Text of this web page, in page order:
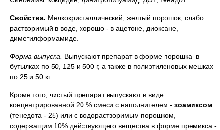
Свойства. Мелкокристаллический, желтый порошок, слабо
растворимый в воде, хорошо - в ацетоне, диоксане,
диметилформамиде.
Форма выпуска
Выпускают препарат в форме порошка; в
бутылках по 50, 125 и 500 г, а также в полиэтиленовых мешках
по 25 и 50 кг.
Кроме того, чистый препарат выпускают в виде
концентрированной 20 % смеси с наполнителем - зоамиксом
(тенедота - 25) или с водорастворимым порошком,
содержащим 10% действующего вещества в форме премикса -